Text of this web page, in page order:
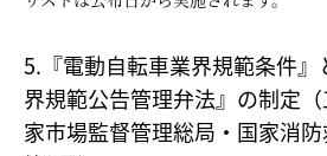
5.『電動自転車業界規範条件
界規範公告管理弁法』の制定
家市場監督管理総局・国家消